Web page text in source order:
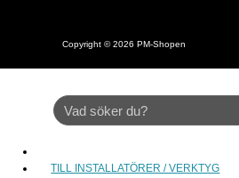
Copyright © 2026 PM-Shopen
TILL INSTALLATÖRER / VERKTYG